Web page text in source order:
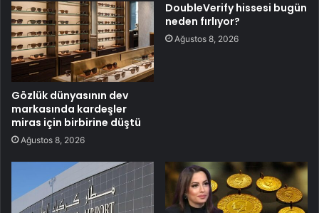
Gözlük dünyasının dev
markasında kardeşler
miras için birbirine düştü
Ağustos 8, 2026
DoubleVerify hissesi bugün
neden fırlıyor?
Ağustos 8, 2026